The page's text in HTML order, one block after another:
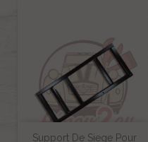
Support De Siege Pour